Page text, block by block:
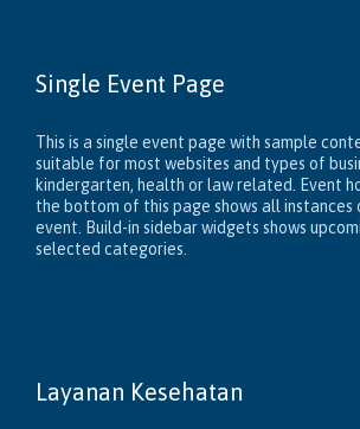
Single Event Page
This is a single event page with sample
suitable for most websites and types of
kindergarten, health or law related. Event
the bottom of this page shows all instances
event. Build-in sidebar widgets shows
selected categories.
Layanan Kesehatan